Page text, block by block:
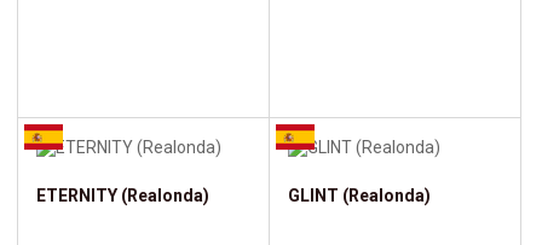
ETERNITY (Realonda) GLINT (Realonda)